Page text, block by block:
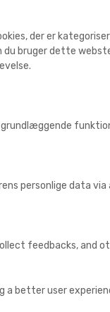
der er
bruger dette
personlige data
feedbacks, and
a better user